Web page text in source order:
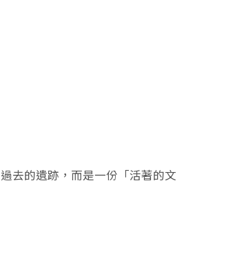
去的遺跡，而是一份「活著的文